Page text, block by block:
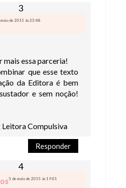
maio de 2015 às 23:48
mais essa parceria!
que esse texto
da Editora é bem
e sem noção!
Leitora Compulsiva
Responder
5 de maio de 2015 às 19:01